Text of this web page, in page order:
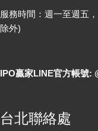
服務時間：週一至週五
除外)
IPO贏家LINE官方帳號:
台北聯絡處